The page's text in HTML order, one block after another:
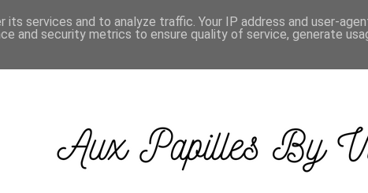
services and to analyze traffic. Your IP address and user-
and security metrics to ensure quality of service, generate